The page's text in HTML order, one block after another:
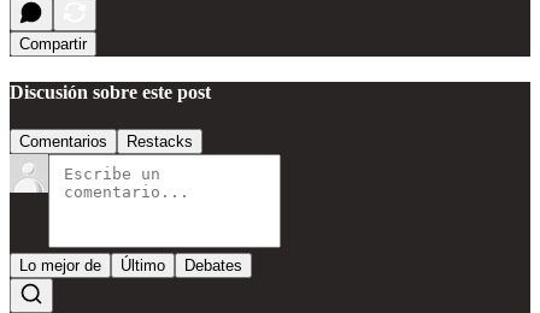
Compartir
Discusión sobre este post
Comentarios Restacks
Lo mejor de Último Debates